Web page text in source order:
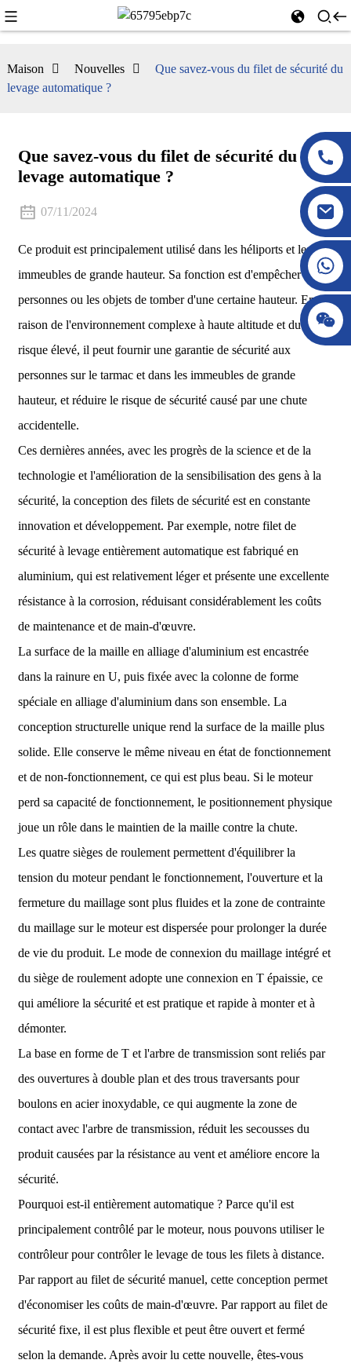
Maison Nouvelles
Que savez-vous du filet de sécurité du
levage automatique ?
Que savez-vous du filet de sécurité du
levage automatique ?
07/11/2024
Ce produit est principalement utilisé dans les héliports et les
immeubles de grande hauteur. Sa fonction est d'empêcher les
personnes ou les objets de tomber d'une certaine hauteur. En
raison de l'environnement complexe à haute altitude et du
risque élevé, il peut fournir une garantie de sécurité aux
personnes sur le tarmac et dans les immeubles de grande
hauteur, et réduire le risque de sécurité causé par une chute
accidentelle.
Ces dernières années, avec les progrès de la science et de la
technologie et l'amélioration de la sensibilisation des gens à la
sécurité, la conception des filets de sécurité est en constante
innovation et développement. Par exemple, notre filet de
sécurité à levage entièrement automatique est fabriqué en
aluminium, qui est relativement léger et présente une excellente
résistance à la corrosion, réduisant considérablement les coûts
de maintenance et de main-d'œuvre.
La surface de la maille en alliage d'aluminium est encastrée
dans la rainure en U, puis fixée avec la colonne de forme
spéciale en alliage d'aluminium dans son ensemble. La
conception structurelle unique rend la surface de la maille plus
solide. Elle conserve le même niveau en état de fonctionnement
et de non-fonctionnement, ce qui est plus beau. Si le moteur
perd sa capacité de fonctionnement, le positionnement physique
joue un rôle dans le maintien de la maille contre la chute.
Les quatre sièges de roulement permettent d'équilibrer la
tension du moteur pendant le fonctionnement, l'ouverture et la
fermeture du maillage sont plus fluides et la zone de contrainte
du maillage sur le moteur est dispersée pour prolonger la durée
de vie du produit. Le mode de connexion du maillage intégré et
du siège de roulement adopte une connexion en T épaissie, ce
qui améliore la sécurité et est pratique et rapide à monter et à
démonter.
La base en forme de T et l'arbre de transmission sont reliés par
des ouvertures à double plan et des trous traversants pour
boulons en acier inoxydable, ce qui augmente la zone de
contact avec l'arbre de transmission, réduit les secousses du
produit causées par la résistance au vent et améliore encore la
sécurité.
Pourquoi est-il entièrement automatique ? Parce qu'il est
principalement contrôlé par le moteur, nous pouvons utiliser le
contrôleur pour contrôler le levage de tous les filets à distance.
Par rapport au filet de sécurité manuel, cette conception permet
d'économiser les coûts de main-d'œuvre. Par rapport au filet de
sécurité fixe, il est plus flexible et peut être ouvert et fermé
selon la demande. Après avoir lu cette nouvelle, êtes-vous